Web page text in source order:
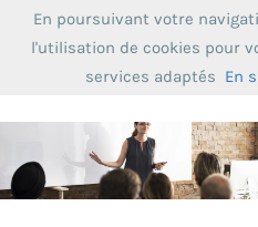
En poursuivant votre
l'utilisation de cookies pour
services adaptés En